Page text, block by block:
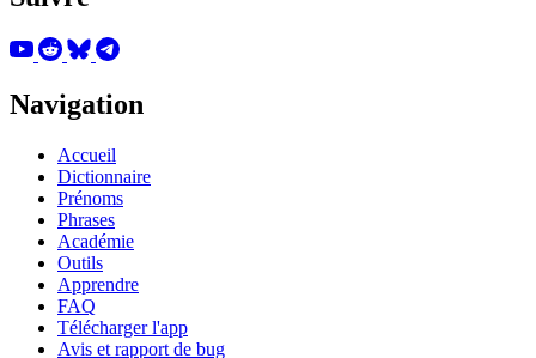
Navigation
Accueil
Dictionnaire
Prénoms
Phrases
Académie
Outils
Apprendre
FAQ
Télécharger l'app
Avis et rapport de bug